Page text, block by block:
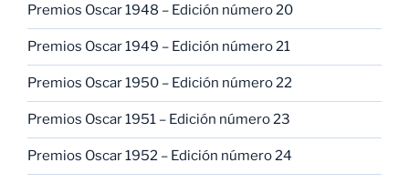
Premios Oscar 1948 – Edición número 20
Premios Oscar 1949 – Edición número 21
Premios Oscar 1950 – Edición número 22
Premios Oscar 1951 – Edición número 23
Premios Oscar 1952 – Edición número 24